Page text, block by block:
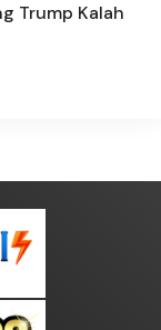
Trump Kalah